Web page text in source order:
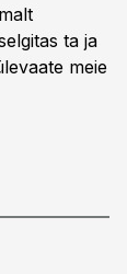
ta ja
meie